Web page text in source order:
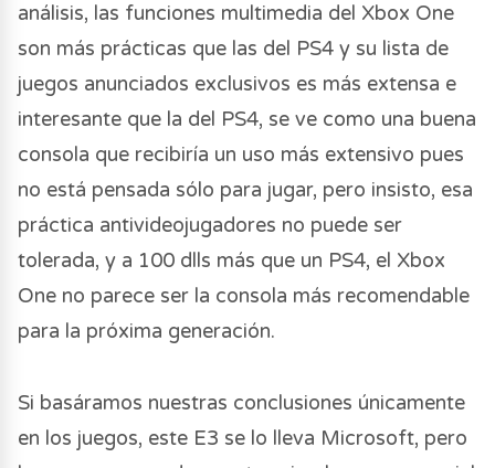
análisis, las funciones multimedia del Xbox One
son más prácticas que las del PS4 y su lista de
juegos anunciados exclusivos es más extensa e
interesante que la del PS4, se ve como una buena
consola que recibiría un uso más extensivo pues
no está pensada sólo para jugar, pero insisto, esa
práctica antivideojugadores no puede ser
tolerada, y a 100 dlls más que un PS4, el Xbox
One no parece ser la consola más recomendable
para la próxima generación.
Si basáramos nuestras conclusiones únicamente
en los juegos, este E3 se lo lleva Microsoft, pero